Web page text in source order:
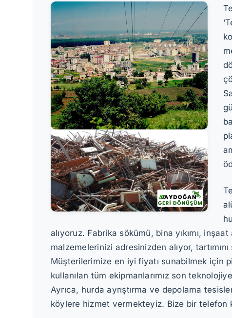
alıyoruz. Fabrika sökümü, bina yıkımı,
malzemelerinizi adresinizden alıyor,
Müşterilerimize en iyi fiyatı sunabilmek için
kullanılan tüm ekipmanlarımız son
Ayrıca, hurda ayrıştırma ve depolama
köylere hizmet vermekteyiz. Bize bir telefon